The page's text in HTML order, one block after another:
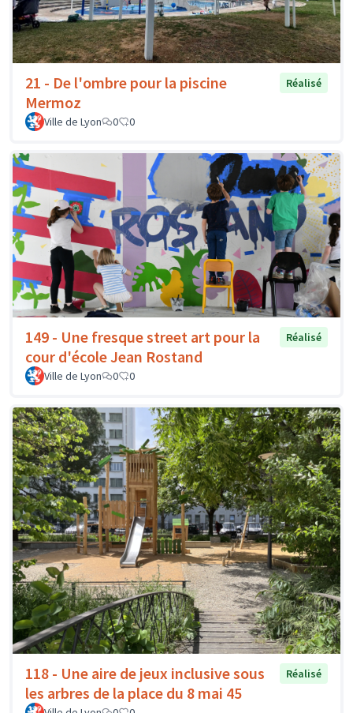
21 - De l'ombre pour la piscine
Mermoz
Réalisé
Ville de Lyon 0 0
149 - Une fresque street art pour la
cour d'école Jean Rostand
Réalisé
Ville de Lyon 0 0
118 - Une aire de jeux inclusive sous
les arbres de la place du 8 mai 45
Réalisé